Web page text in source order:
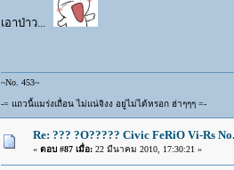
เอาป่าว...
~No. 453~
-= แถวนี้แมร่งเถื่อน ไม่แน่จิงง อยู่ไม่ได้หรอก ฮ่าๆๆๆ =-
Re: ??? ?O????? Civic FeRiO Vi-Rs
« ตอบ #87 เมื่อ:22 มีนาคม 2010, 17:30:21 »